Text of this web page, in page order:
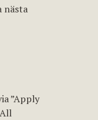
nästa
”Apply